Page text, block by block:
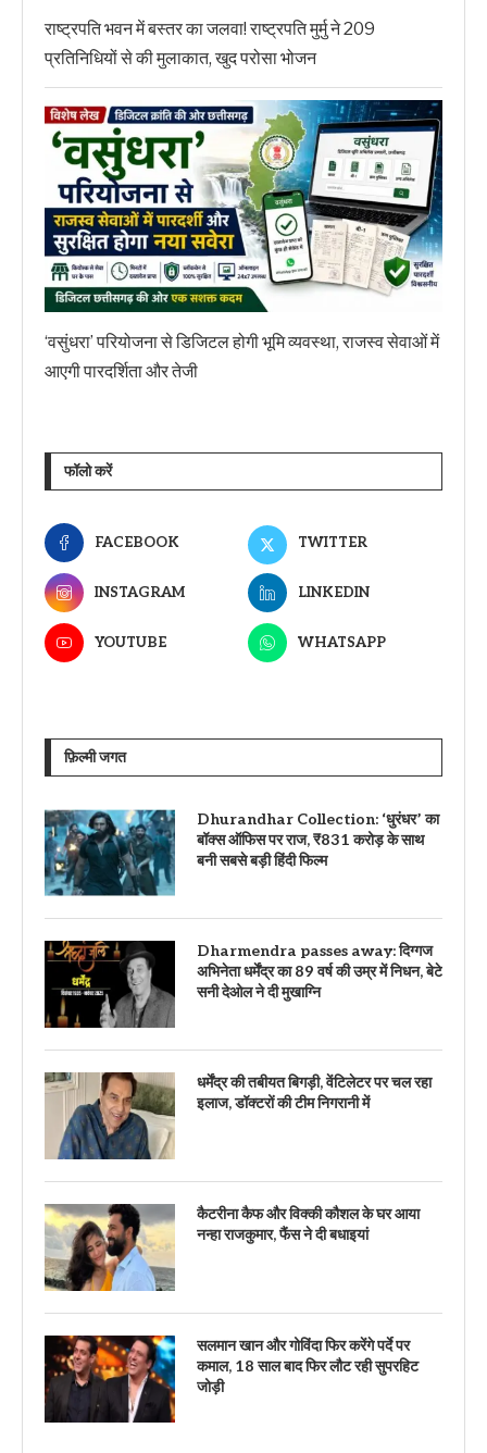
राष्ट्रपति भवन में बस्तर का जलवा! राष्ट्रपति मुर्मु ने 209
प्रतिनिधियों से की मुलाकात, खुद परोसा भोजन
‘वसुंधरा’ परियोजना से डिजिटल होगी भूमि व्यवस्था, राजस्व सेवाओं में
आएगी पारदर्शिता और तेजी
फॉलो करें
FACEBOOK TWITTER
INSTAGRAM LINKEDIN
YOUTUBE WHATSAPP
फ़िल्मी जगत
Dhurandhar Collection: ‘धुरंधर’ का
बॉक्स ऑफिस पर राज, ₹831 करोड़ के साथ
बनी सबसे बड़ी हिंदी फिल्म
Dharmendra passes away: दिग्गज
अभिनेता धर्मेंद्र का 89 वर्ष की उम्र में निधन, बेटे
सनी देओल ने दी मुखाग्नि
धर्मेंद्र की तबीयत बिगड़ी, वेंटिलेटर पर चल रहा
इलाज, डॉक्टरों की टीम निगरानी में
कैटरीना कैफ और विक्की कौशल के घर आया
नन्हा राजकुमार, फैंस ने दी बधाइयां
सलमान खान और गोविंदा फिर करेंगे पर्दे पर
कमाल, 18 साल बाद फिर लौट रही सुपरहिट
जोड़ी